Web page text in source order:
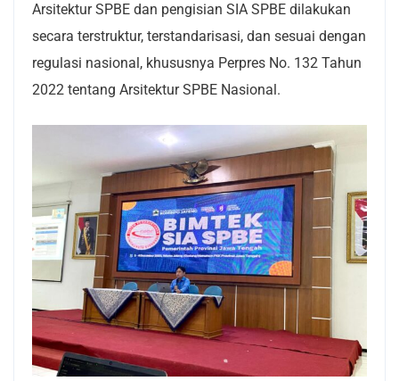
Arsitektur SPBE dan pengisian SIA SPBE dilakukan
secara terstruktur, terstandarisasi, dan sesuai dengan
regulasi nasional, khususnya Perpres No. 132 Tahun
2022 tentang Arsitektur SPBE Nasional.